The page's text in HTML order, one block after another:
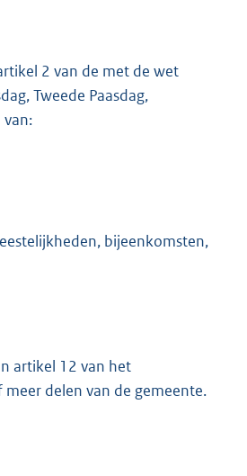
2 van de met de wet
Tweede Paasdag,
van:
bijeenkomsten,
artikel 12 van het
delen van de gemeente.